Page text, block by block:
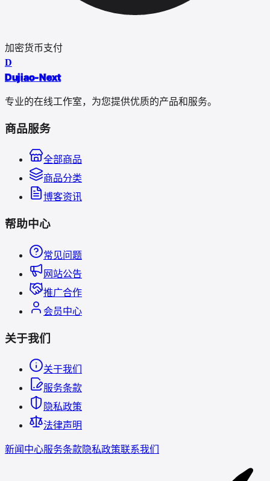
加密货币支付
D
Dujiao-Next
专业的在线工作室，为您提供优质的产品和服务。
商品服务
全部商品
商品分类
博客资讯
帮助中心
常见问题
网站公告
推广合作
会员中心
关于我们
关于我们
服务条款
隐私政策
法律声明
新闻中心服务条款隐私政策联系我们